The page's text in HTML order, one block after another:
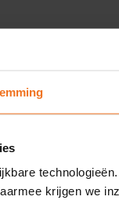
krijgen we